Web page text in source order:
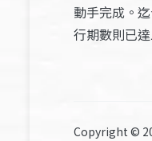
動手完成。
行期數則已
Copyright ©